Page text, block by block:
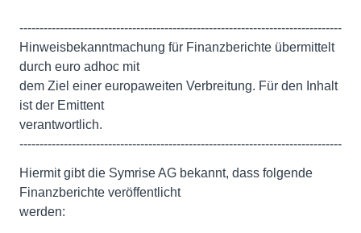
--------------------------------------------------------------------------------
Hinweisbekanntmachung für Finanzberichte übermittelt
durch euro adhoc mit
dem Ziel einer europaweiten Verbreitung. Für den Inhalt
ist der Emittent
verantwortlich.
--------------------------------------------------------------------------------
Hiermit gibt die Symrise AG bekannt, dass folgende
Finanzberichte veröffentlicht
werden: